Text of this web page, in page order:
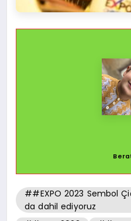
##EXPO 2023 Sembol
da dahil ediyoruz